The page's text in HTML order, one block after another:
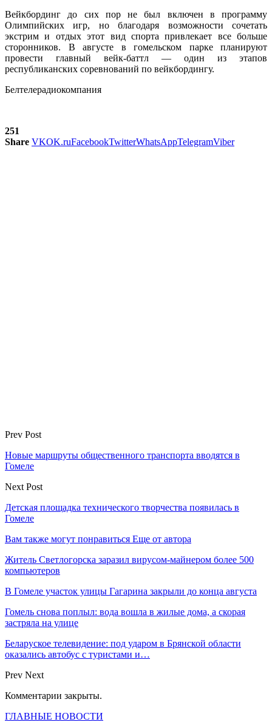
Вейкбординг до сих пор не был включен в программу
Олимпийских игр, но благодаря возможности сочетать
экстрим и отдых этот вид спорта привлекает все больше
сторонников. В августе в гомельском парке планируют
провести главный вейк-баттл — один из этапов
республиканских соревнований по вейкбордингу.
Белтелерадиокомпания
251
Share VKOK.ruFacebookTwitterWhatsAppTelegramViber
Prev Post
Новые маршруты общественного транспорта вводятся в
Гомеле
Next Post
Детская площадка технического творчества появилась в
Гомеле
Вам также могут понравиться Еще от автора
Житель Светлогорска заразил вирусом-майнером более 500
компьютеров
В Гомеле участок улицы Гагарина закрыли до конца августа
Гомель снова поплыл: вода вошла в жилые дома, а скорая
застряла на улице
Беларуское телевидение: под ударом в Брянской области
оказались автобус с туристами и…
Prev Next
Комментарии закрыты.
ГЛАВНЫЕ НОВОСТИ